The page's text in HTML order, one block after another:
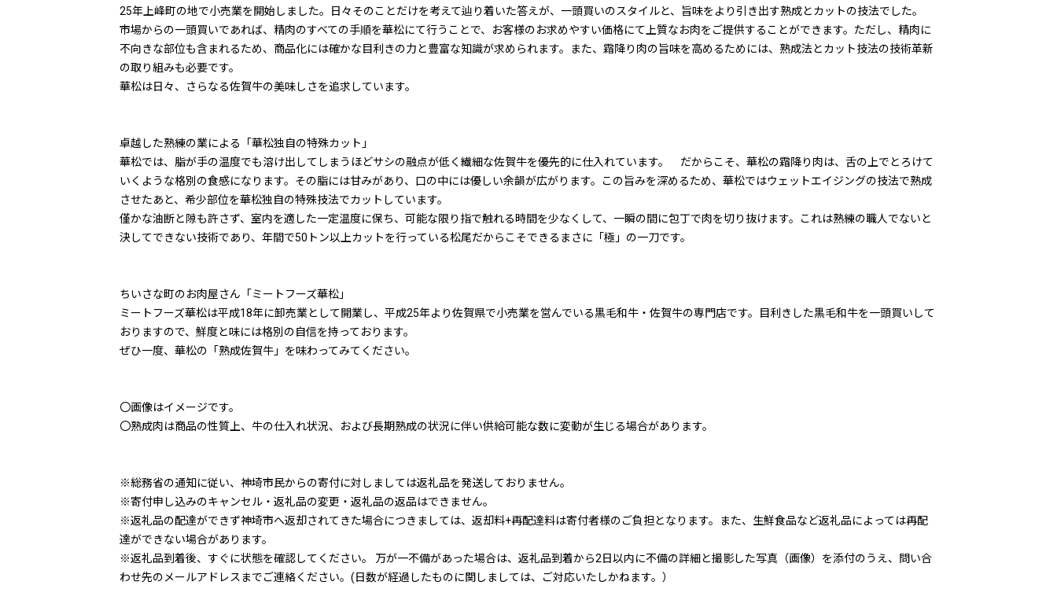
25年上峰町の地で小売業を開始しました。日々そのことだけを考えて辿り着いた答えが、一頭買いのスタイルと、旨味をより引き出す熟成とカットの技法でした。
市場からの一頭買いであれば、精肉のすべての手順を華松にて行うことで、お客様のお求めやすい価格にて上質なお肉をご提供することができます。ただし、精肉に
不向きな部位も含まれるため、商品化には確かな目利きの力と豊富な知識が求められます。また、霜降り肉の旨味を高めるためには、熟成法とカット技法の技術革新
の取り組みも必要です。
華松は日々、さらなる佐賀牛の美味しさを追求しています。
卓越した熟練の業による「華松独自の特殊カット」
華松では、脂が手の温度でも溶け出してしまうほどサシの融点が低く繊細な佐賀牛を優先的に仕入れています。 だからこそ、華松の霜降り肉は、舌の上でとろけて
いくような格別の食感になります。その脂には甘みがあり、口の中には優しい余韻が広がります。この旨みを深めるため、華松ではウェットエイジングの技法で熟成
させたあと、希少部位を華松独自の特殊技法でカットしています。
僅かな油断と隙も許さず、室内を適した一定温度に保ち、可能な限り指で触れる時間を少なくして、一瞬の間に包丁で肉を切り抜けます。これは熟練の職人でないと
決してできない技術であり、年間で50トン以上カットを行っている松尾だからこそできるまさに「極」の一刀です。
ちいさな町のお肉屋さん「ミートフーズ華松」
ミートフーズ華松は平成18年に卸売業として開業し、平成25年より佐賀県で小売業を営んでいる黒毛和牛・佐賀牛の専門店です。目利きした黒毛和牛を一頭買いして
おりますので、鮮度と味には格別の自信を持っております。
ぜひ一度、華松の「熟成佐賀牛」を味わってみてください。
〇画像はイメージです。
〇熟成肉は商品の性質上、牛の仕入れ状況、および長期熟成の状況に伴い供給可能な数に変動が生じる場合があります。
※総務省の通知に従い、神埼市民からの寄付に対しましては返礼品を発送しておりません。
※寄付申し込みのキャンセル・返礼品の変更・返礼品の返品はできません。
※返礼品の配達ができず神埼市へ返却されてきた場合につきましては、返却料+再配達料は寄付者様のご負担となります。また、生鮮食品など返礼品によっては再配
達ができない場合があります。
※返礼品到着後、すぐに状態を確認してください。 万が一不備があった場合は、返礼品到着から2日以内に不備の詳細と撮影した写真（画像）を添付のうえ、問い合
わせ先のメールアドレスまでご連絡ください。(日数が経過したものに関しましては、ご対応いたしかねます。）